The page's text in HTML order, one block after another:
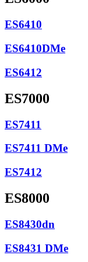
ES6410
ES6410DMe
ES6412
ES7000
ES7411
ES7411 DMe
ES7412
ES8000
ES8430dn
ES8431 DMe